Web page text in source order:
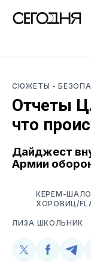
СЮЖЕТЫ -
Отчеты
что
Дайджест
Армии
КЕРЕМ-
ХОРОВИЦ/
ЛИЗА ШКОЛЬНИК
Поделиться